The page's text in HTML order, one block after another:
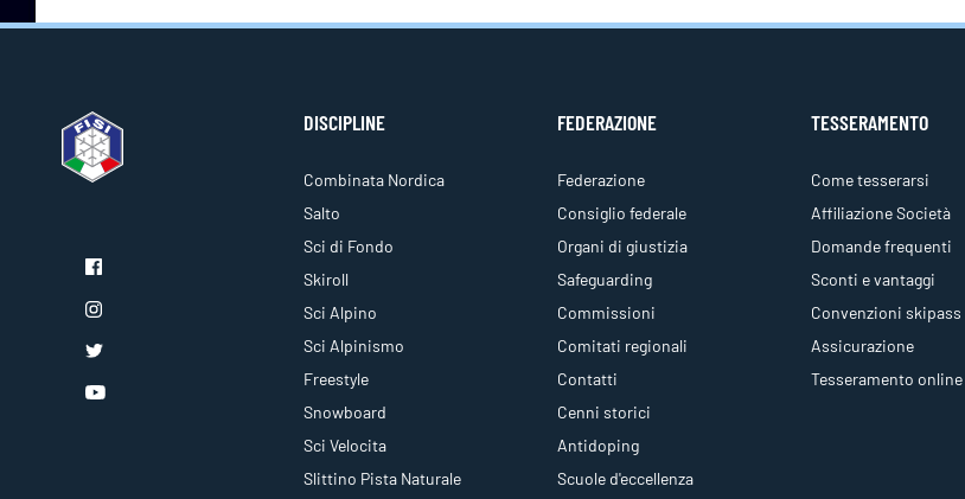
DISCIPLINE
Combinata Nordica
Salto
Sci di Fondo
Skiroll
Sci Alpino
Sci Alpinismo
Freestyle
Snowboard
Sci Velocita
Slittino Pista Naturale
FEDERAZIONE
Federazione
Consiglio federale
Organi di giustizia
Safeguarding
Commissioni
Comitati regionali
Contatti
Cenni storici
Antidoping
Scuole d'eccellenza
TESSERAMENTO
Come tesserarsi
Affiliazione Società
Domande frequenti
Sconti e vantaggi
Convenzioni skipass
Assicurazione
Tesseramento online